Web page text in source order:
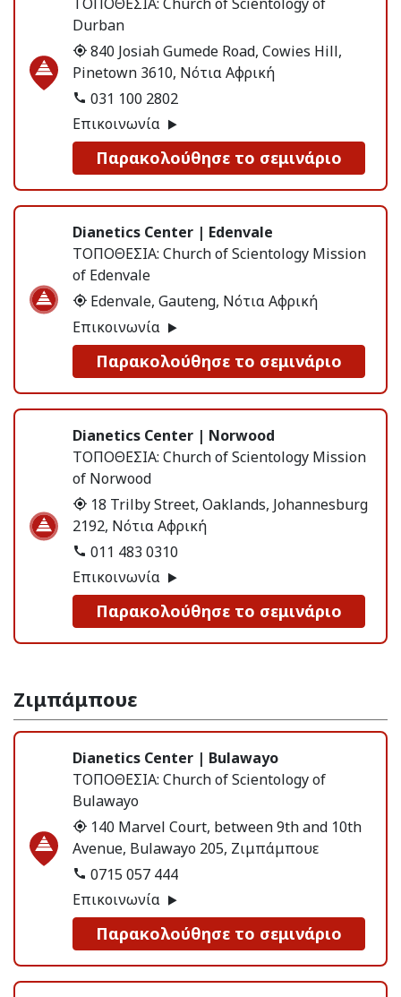
Durban
840 Josiah Gumede Road, Cowies Hill,
Pinetown 3610, Νότια Αφρική
031 100 2802
Επικοινωνία
Παρακολούθησε το σεμινάριο
Dianetics Center | Edenvale
ΤΟΠΟΘΕΣΙΑ: Church of Scientology Mission
of Edenvale
Edenvale, Gauteng, Νότια Αφρική
Επικοινωνία
Παρακολούθησε το σεμινάριο
Dianetics Center | Norwood
ΤΟΠΟΘΕΣΙΑ: Church of Scientology Mission
of Norwood
18 Trilby Street, Oaklands, Johannesburg
2192, Νότια Αφρική
011 483 0310
Επικοινωνία
Παρακολούθησε το σεμινάριο
Ζιμπάμπουε
Dianetics Center | Bulawayo
ΤΟΠΟΘΕΣΙΑ: Church of Scientology of
Bulawayo
140 Marvel Court, between 9th and 10th
Avenue, Bulawayo 205, Ζιμπάμπουε
0715 057 444
Επικοινωνία
Παρακολούθησε το σεμινάριο